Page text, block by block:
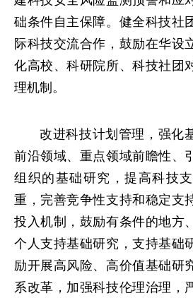
础条件自主保障。健全科技社
际科技交流合作，鼓励在华设
化高校、科研院所、科技社团
理机制。
改进科技计划管理，强化
前沿领域、重点领域前瞻性、
组织的基础研究，提高科技
重，完善竞争性支持和稳定支
投入机制，鼓励有条件的地方
个人支持基础研究，支持基础
励开展高风险、高价值基础研
系改革，加强科技伦理治理，